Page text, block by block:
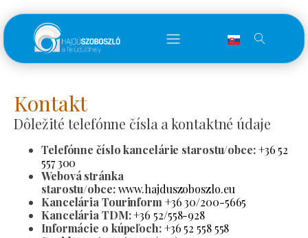
Kontakt
Dôležité telefónne čísla a kontaktné údaje
Telefónne číslo kancelárie starostu/obce:+36 52
557 300
Webová stránka
starostu/obce: www.hajduszoboszlo.eu
Kancelária Tourinform +36 30/200-5665
Kancelária TDM:+36 52/558-928
Informácie o kúpeľoch:+36 52 558 558